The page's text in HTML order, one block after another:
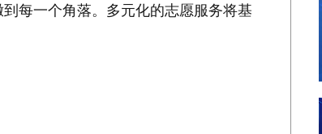
每一个角落。多元化的志愿服务将基